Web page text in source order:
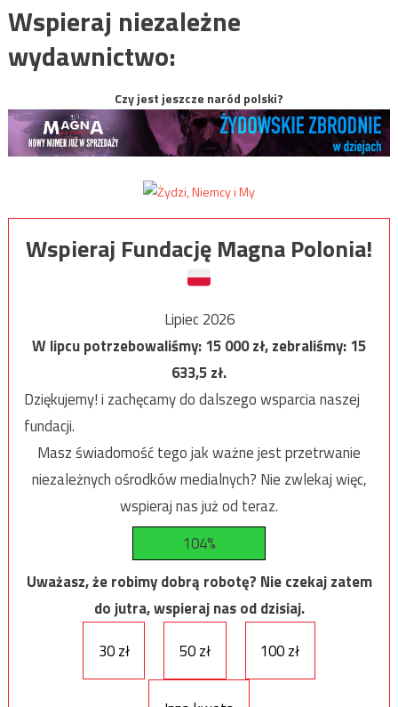
Wspieraj niezależne
wydawnictwo:
Czy jest jeszcze naród polski?
Wspieraj Fundację Magna Polonia!
Lipiec 2026
W lipcu potrzebowaliśmy:15 000zł, zebraliśmy:15
633,5zł.
Dziękujemy! i zachęcamy do dalszego wsparcia naszej
fundacji.
Masz świadomość tego jak ważne jest przetrwanie
niezależnych ośrodków medialnych? Nie zwlekaj więc,
wspieraj nas już od teraz.
104%
Uważasz, że robimy dobrą robotę? Nie czekaj zatem
do jutra, wspieraj nas od dzisiaj.
30 zł
50 zł 100 zł